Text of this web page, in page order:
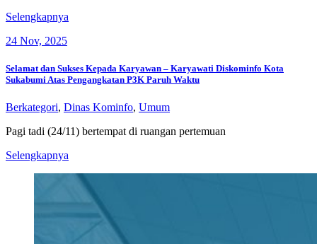
Selengkapnya
Sukabumi
Targetkan
Indeks
Statistik
24 Nov, 2025
Selamat dan Sukses Kepada Karyawan – Karyawati Diskominfo Kota
Sukabumi Atas Pengangkatan P3K Paruh Waktu
Berkategori, Dinas Kominfo, Umum
Pagi tadi (24/11) bertempat di ruangan pertemuan
Selengkapnya
Sukses
Kepada
Karyawan
–
Karyawati